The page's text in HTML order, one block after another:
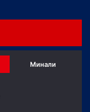
Минали